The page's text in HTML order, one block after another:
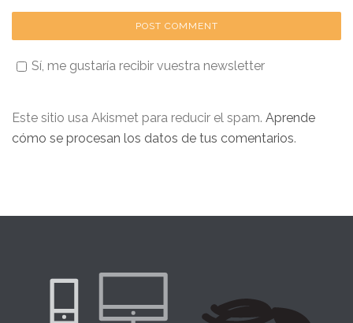
Sí, me gustaría recibir vuestra newsletter
Este sitio usa Akismet para reducir el spam. Aprende
cómo se procesan los datos de tus comentarios.